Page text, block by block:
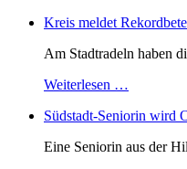
Kreis meldet
Am Stadtradeln haben
Weiterlesen …
Südstadt-Seniorin wird
Eine Seniorin aus der